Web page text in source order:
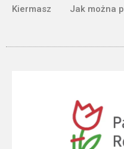
Kiermasz Jak można